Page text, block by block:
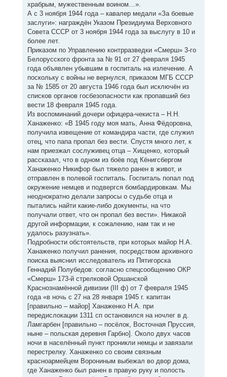
храбрым, мужественным воином…».
А с 3 ноября 1944 года – кавалер медали «За боевые
заслуги»: награждён Указом Президиума Верховного
Совета СССР от 3 ноября 1944 года за выслугу в 10 и
более лет.
Приказом по Управлению контрразведки «Смерш» 3-го
Белорусского фронта за № 91 от 27 февраля 1945
года объявлен убывшим в госпиталь на излечение. А
поскольку с войны не вернулся, приказом МГБ СССР
за № 1585 от 20 августа 1946 года был исключён из
списков органов госбезопасности как пропавший без
вести 18 февраля 1945 года.
Из воспоминаний дочери офицера-чекиста – Н.Н.
Ханаженко: «В 1945 году моя мать, Анна Фёдоровна,
получила извещение от командира части, где служил
отец, что папа пропал без вести. Спустя много лет, к
нам приезжал сослуживец отца – Хищенко, который
рассказал, что в одном из боёв под Кёнигсбергом
Ханаженко Никифор был тяжело ранен в живот, и
отправлен в полевой госпиталь. Госпиталь попал под
окружение немцев и подвергся бомбардировкам. Мы
неоднократно делали запросы о судьбе отца и
пытались найти какие-либо документы, на что
получали ответ, что он пропал без вести». Никакой
другой информации, к сожалению, нам так и не
удалось разузнать».
Подробности обстоятельств, при которых майор Н.А.
Ханаженко получил ранения, посредством архивного
поиска выяснил исследователь из Пятигорска
Геннадий Полубедов: согласно спецсообщению ОКР
«Смерш» 173-й стрелковой Оршанской
Краснознамённой дивизии (III ф) от 7 февраля 1945
года «в ночь с 27 на 28 января 1945 г. капитан
[правильно – майор] Ханаженко Н.А. при
передислокации 1311 сп остановился на ночлег в д.
Ламгарбен [правильно – посёлок, Восточная Пруссия,
ныне – польская деревня Гарбно]. Около двух часов
ночи в населённый пункт проникли немцы и завязали
перестрелку. Ханаженко со своим связным
красноармейцем Ворониным выбежал во двор дома,
где Ханаженко был ранен в правую руку и полость